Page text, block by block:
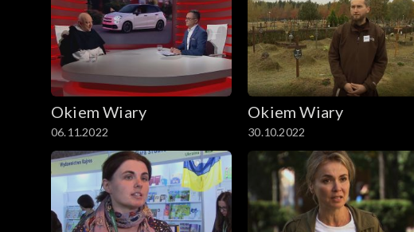
Okiem Wiary
06.11.2022
Okiem Wiary
30.10.2022